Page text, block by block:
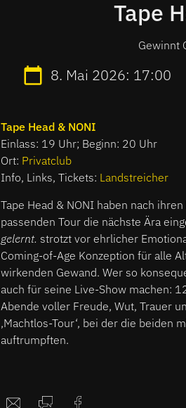
Tape
Gewinnt
8. Mai 2026: 17:00
Tape Head & NONI
Einlass: 19 Uhr; Beginn: 20 Uhr
Ort: Privatclub
Info, Links, Tickets: Landstreicher
Tape Head & NONI haben nach
passenden Tour die nächste Ära
gelernt. strotzt vor ehrlicher
Coming-of-Age Konzeption für alle
wirkenden Gewand. Wer so
auch für seine Live-Show machen:
Abende voller Freude, Wut, Trauer
,Machtlos-Tour‘, bei der die beiden
auftrumpften.